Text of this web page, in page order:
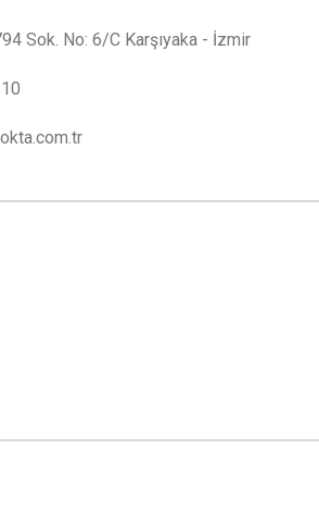
Sok. No: 6/C Karşıyaka - İzmir